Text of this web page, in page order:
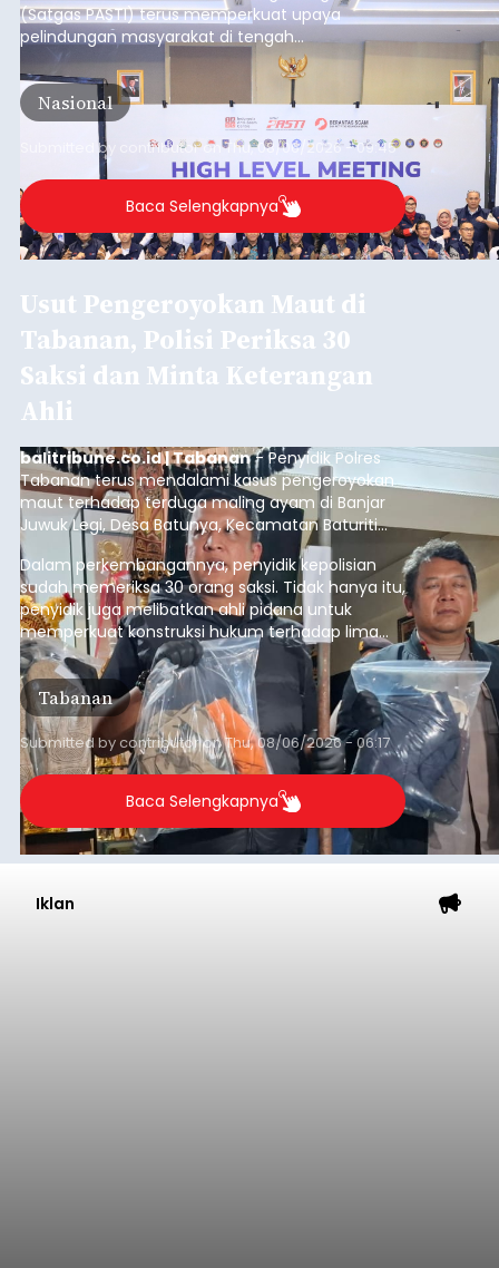
(Satgas PASTI) terus memperkuat upaya
pelindungan masyarakat di tengah
meningkatnya ancaman penipuan digital yang
semakin kompleks.
Nasional
Submitted by contributoronThu, 08/06/2026 - 09:45
Baca Selengkapnya
Usut Pengeroyokan Maut di
Tabanan, Polisi Periksa 30
Saksi dan Minta Keterangan
Ahli
balitribune.co.id | Tabanan- Penyidik Polres
Tabanan terus mendalami kasus pengeroyokan
maut terhadap terduga maling ayam di Banjar
Juwuk Legi, Desa Batunya, Kecamatan Baturiti
yang terjadi beberapa waktu lalu.
Dalam perkembangannya, penyidik kepolisian
sudah memeriksa 30 orang saksi. Tidak hanya itu,
penyidik juga melibatkan ahli pidana untuk
memperkuat konstruksi hukum terhadap lima
orang tersangka yang saat ini ditahan.
Tabanan
Submitted bycontributoronThu, 08/06/2026 - 06:17
Baca Selengkapnya
Iklan